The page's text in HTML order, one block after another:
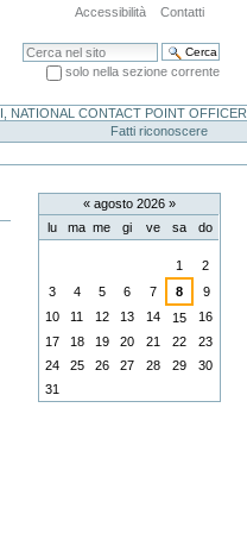
Accessibilità Contatti
Cerca nel sito
solo nella sezione corrente
NATIONAL CONTACT POINT OFFICER
Fatti riconoscere
«agosto 2026 »
lu ma me gi ve sa do
1
2
3
4 5 6 7 8
9
10
11 12 13 14 15
16
17
18 19 20 21 22
23
24
25 26 27 28 29
30
31